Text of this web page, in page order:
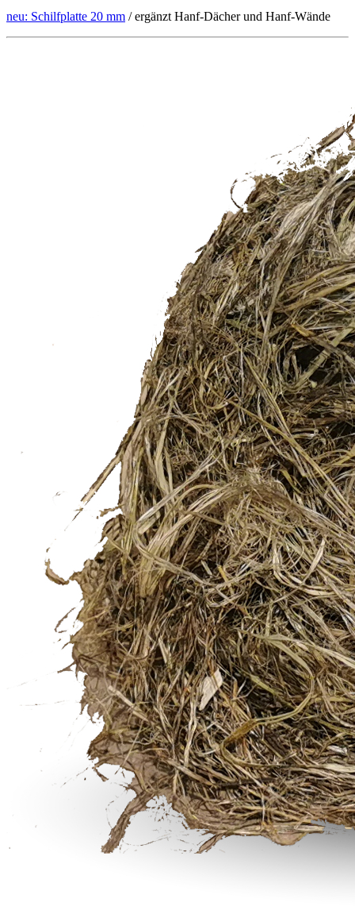
neu: Schilfplatte 20 mm / ergänzt Hanf-Dächer und Hanf-Wände